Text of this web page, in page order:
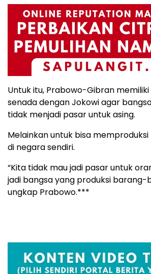
Untuk itu, Prabowo-Gibran
senada dengan Jokowi agar
tidak menjadi pasar untuk asing.
Melainkan untuk bisa
di negara sendiri.
“Kita tidak mau jadi pasar untuk
jadi bangsa yang produksi barang-
ungkap Prabowo.***